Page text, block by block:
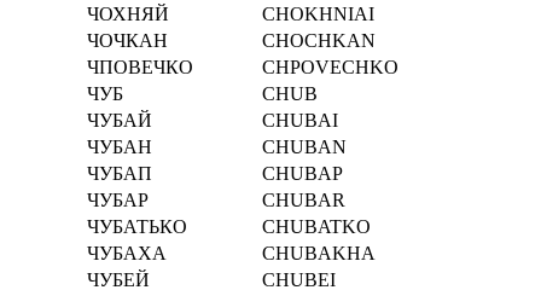
ЧОХНЯЙ
CHOKHNIAI
ЧОЧКАН
CHOCHKAN
ЧПОВЕЧКО
CHPOVECHKO
ЧУБ
CHUB
ЧУБАЙ
CHUBAI
ЧУБАН
CHUBAN
ЧУБАП
CHUBAP
ЧУБАР
CHUBAR
ЧУБАТЬКО
CHUBATKO
ЧУБАХА
CHUBAKHA
ЧУБЕЙ
CHUBEI